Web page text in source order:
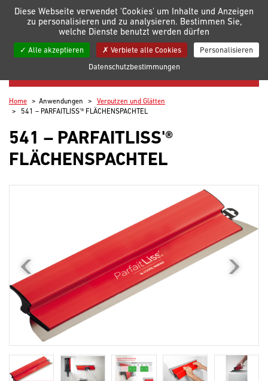
Meine Listen
VERPUTZEN UND GLÄTTEN
Home Anwendungen
Verputzen und Glätten
541 – PARFAITLISS'® FLÄCHENSPACHTEL
541 – PARFAITLISS'®
FLÄCHENSPACHTEL
Diese Webseite verwendet 'Cookies' um Inhalte und Anzeigen
zu personalisieren und zu analysieren. Bestimmen Sie,
welche Dienste benutzt werden dürfen
Alle akzeptieren Verbiete alle Cookies
Personalisieren
Datenschutzbestimmungen